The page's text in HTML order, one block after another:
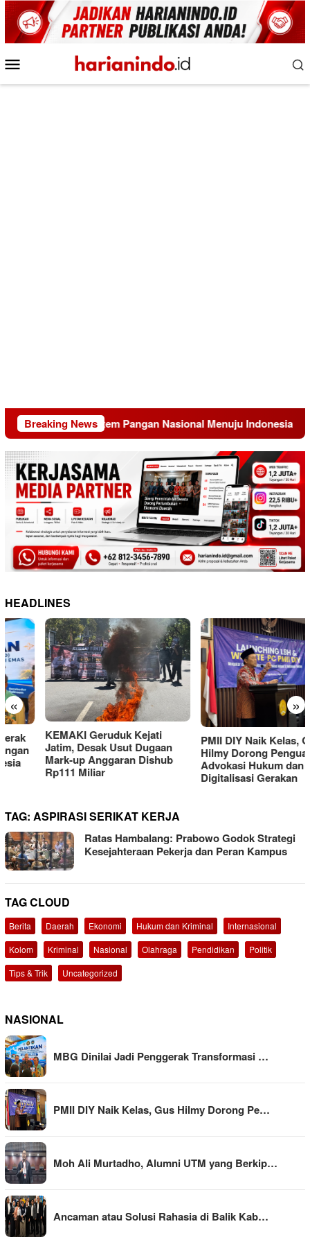
Loncat
ke
konten
Mobile
Breaking News
Sistem Pangan Nasional Menuju Indonesia Emas
HEADLINES
« »
KEMAKI Geruduk Kejati
Jatim, Desak Usut Dugaan
Mark-up Anggaran Dishub
Rp111 Miliar
PMII DIY Naik Kelas, Gus
Hilmy Dorong Penguatan
Advokasi Hukum dan
Digitalisasi Gerakan
TAG: ASPIRASI SERIKAT KERJA
Ratas Hambalang: Prabowo Godok Strategi
Kesejahteraan Pekerja dan Peran Kampus
TAG CLOUD
Berita Daerah Ekonomi Hukum dan Kriminal
Internasional
Kolom
Kriminal Nasional Olahraga Pendidikan
Politik
Tips & Trik
Uncategorized
NASIONAL
MBG Dinilai Jadi Penggerak Transformasi …
PMII DIY Naik Kelas, Gus Hilmy Dorong Pe…
Moh Ali Murtadho, Alumni UTM yang Berkip…
Ancaman atau Solusi Rahasia di Balik Kab…